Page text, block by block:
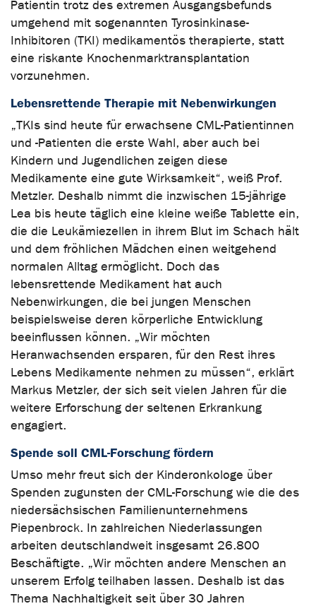
Patientin trotz des extremen Ausgangsbefunds
umgehend mit sogenannten Tyrosinkinase-
Inhibitoren (TKI) medikamentös therapierte, statt
eine riskante Knochenmarktransplantation
vorzunehmen.
Lebensrettende Therapie mit Nebenwirkungen
„TKIs sind heute für erwachsene CML-Patientinnen
und -Patienten die erste Wahl, aber auch bei
Kindern und Jugendlichen zeigen diese
Medikamente eine gute Wirksamkeit“, weiß Prof.
Metzler. Deshalb nimmt die inzwischen 15-jährige
Lea bis heute täglich eine kleine weiße Tablette ein,
die die Leukämiezellen in ihrem Blut im Schach hält
und dem fröhlichen Mädchen einen weitgehend
normalen Alltag ermöglicht. Doch das
lebensrettende Medikament hat auch
Nebenwirkungen, die bei jungen Menschen
beispielsweise deren körperliche Entwicklung
beeinflussen können. „Wir möchten
Heranwachsenden ersparen, für den Rest ihres
Lebens Medikamente nehmen zu müssen“, erklärt
Markus Metzler, der sich seit vielen Jahren für die
weitere Erforschung der seltenen Erkrankung
engagiert.
Spende soll CML-Forschung fördern
Umso mehr freut sich der Kinderonkologe über
Spenden zugunsten der CML-Forschung wie die des
niedersächsischen Familienunternehmens
Piepenbrock. In zahlreichen Niederlassungen
arbeiten deutschlandweit insgesamt 26.800
Beschäftigte. „Wir möchten andere Menschen an
unserem Erfolg teilhaben lassen. Deshalb ist das
Thema Nachhaltigkeit seit über 30 Jahren